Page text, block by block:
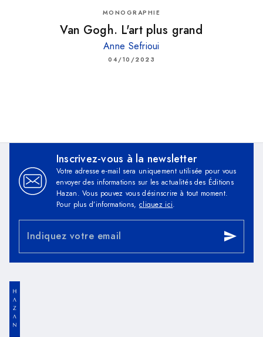
MONOGRAPHIE
Van Gogh. L'art plus grand
Anne Sefrioui
04/10/2023
Inscrivez-vous à la newsletter
Votre adresse e-mail sera uniquement utilisée pour vous
envoyer des informations sur les actualités des Éditions
Hazan. Vous pouvez vous désinscrire à tout moment.
Pour plus d’informations, cliquez ici.
Indiquez votre email send